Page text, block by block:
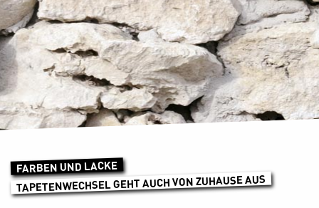
FARBEN UND LACKE
TAPETENWECHSEL GEHT AUCH VON ZUHAUSE AUS